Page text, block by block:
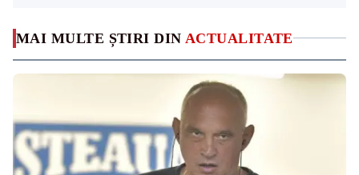
MAI MULTE ȘTIRI DIN ACTUALITATE